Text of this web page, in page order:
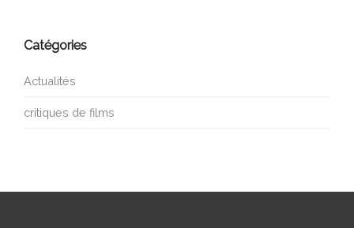
Catégories
Actualités
critiques de films